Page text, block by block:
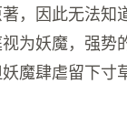
，因此无法
为妖魔，强
魔肆虐留下寸